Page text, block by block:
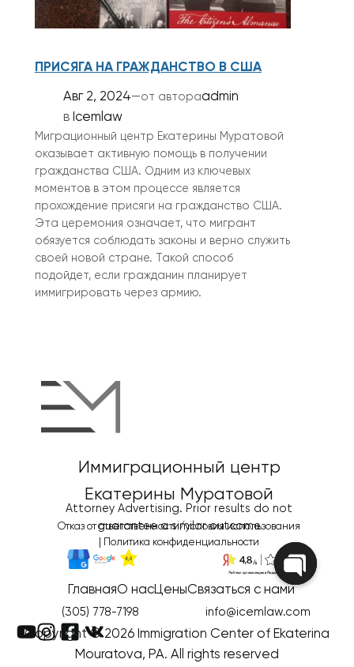
ПРИСЯГА НА ГРАЖДАНСТВО В США
Авг 2, 2024—от автораadmin
в Icemlaw
Миграционный центр Екатерины Муратовой
оказывает активную помощь в получении
гражданства США. Одним из ключевых
моментов в этом процессе является
прохождение присяги на гражданство США.
Эта церемония означает, что мигрант
обязуется соблюдать законы и верно служить
своей новой стране. Такой способ
подойдет, если гражданин планирует
иммигрировать через армию.
Иммиграционный центр
Екатерины Муратовой
Attorney Advertising. Prior results do not
guarantee a similar outcome
Отказ от ответственности/условия использования
Политика конфиденциальности
ГлавнаяО насЦеныСвязаться с нами
(305) 778-7198 info@icemlaw.com
Copyright © 2026 Immigration Center of Ekaterina
Mouratova, PA. All rights reserved
Open